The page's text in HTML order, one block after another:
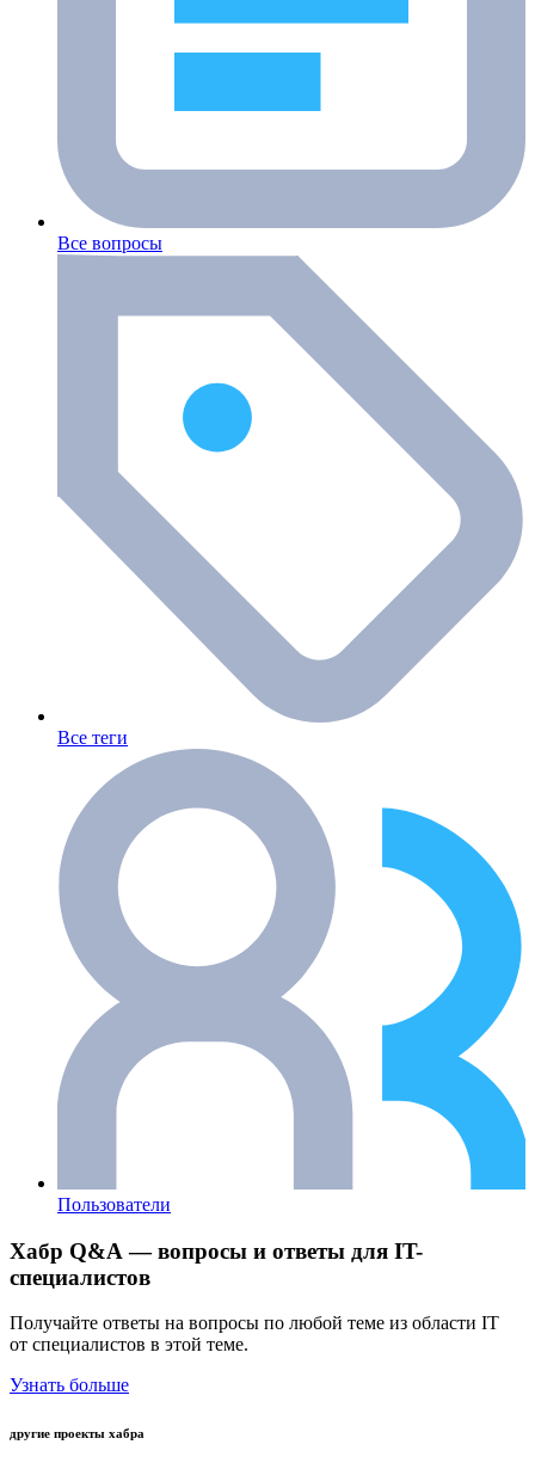
Все вопросы
Все теги
Пользователи
Хабр Q&A — вопросы и ответы для IT-
специалистов
Получайте ответы на вопросы по любой теме из области IT
от специалистов в этой теме.
Узнать больше
другие проекты хабра